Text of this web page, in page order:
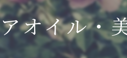
オイル・